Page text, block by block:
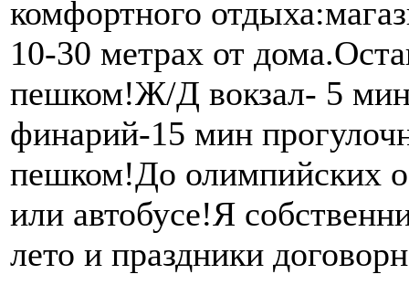
комфортного
10-30 метрах от
пешком!Ж/Д вокзал- 5
финарий-15 мин
пешком!До олимпийских
или автобусе!Я
лето и праздники